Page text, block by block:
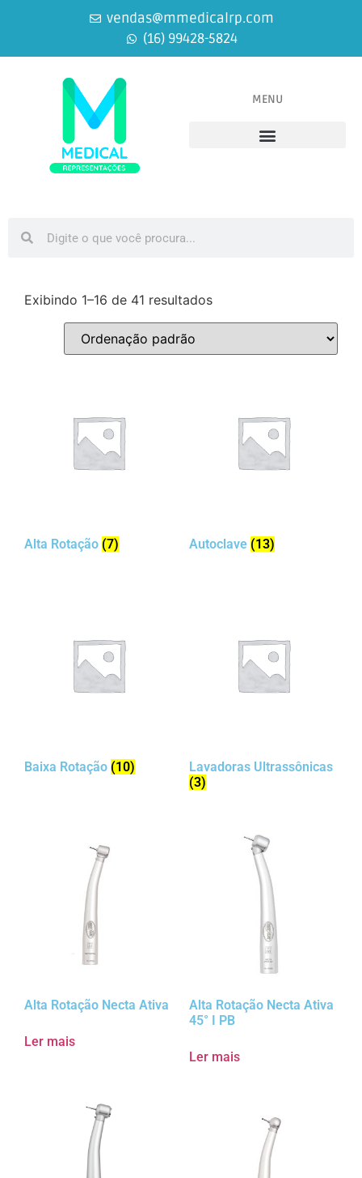
vendas@mmedicalrp.com
(16) 99428-5824
MENU
Exibindo 1–16 de 41 resultados
Alta Rotação (7) Autoclave (13)
Baixa Rotação (10)
Lavadoras Ultrassônicas
(3)
Alta Rotação Necta Ativa
Ler mais
Alta Rotação Necta Ativa
45° I PB
Ler mais